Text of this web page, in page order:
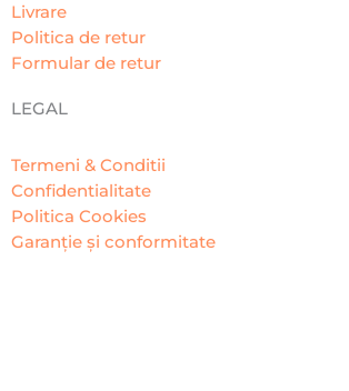
Livrare
Politica de retur
Formular de retur
LEGAL
Termeni & Conditii
Confidentialitate
Politica Cookies
Garanție și conformitate